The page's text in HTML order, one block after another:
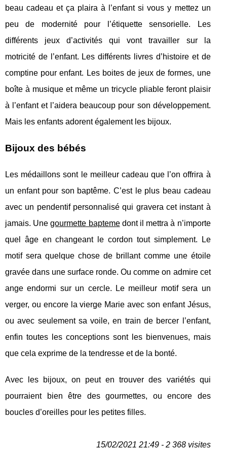
beau cadeau et ça plaira à l’enfant si vous y mettez un
peu de modernité pour l’étiquette sensorielle. Les
différents jeux d’activités qui vont travailler sur la
motricité de l’enfant. Les différents livres d’histoire et de
comptine pour enfant. Les boites de jeux de formes, une
boîte à musique et même un tricycle pliable feront plaisir
à l’enfant et l’aidera beaucoup pour son développement.
Mais les enfants adorent également les bijoux.
Bijoux des bébés
Les médaillons sont le meilleur cadeau que l’on offrira à
un enfant pour son baptême. C’est le plus beau cadeau
avec un pendentif personnalisé qui gravera cet instant à
jamais. Unegourmette baptemedont il mettra à n’importe
quel âge en changeant le cordon tout simplement. Le
motif sera quelque chose de brillant comme une étoile
gravée dans une surface ronde. Ou comme on admire cet
ange endormi sur un cercle. Le meilleur motif sera un
verger, ou encore la vierge Marie avec son enfant Jésus,
ou avec seulement sa voile, en train de bercer l’enfant,
enfin toutes les conceptions sont les bienvenues, mais
que cela exprime de la tendresse et de la bonté.
Avec les bijoux, on peut en trouver des variétés qui
pourraient bien être des gourmettes, ou encore des
boucles d’oreilles pour les petites filles.
15/02/2021 21:49 - 2 368 visites